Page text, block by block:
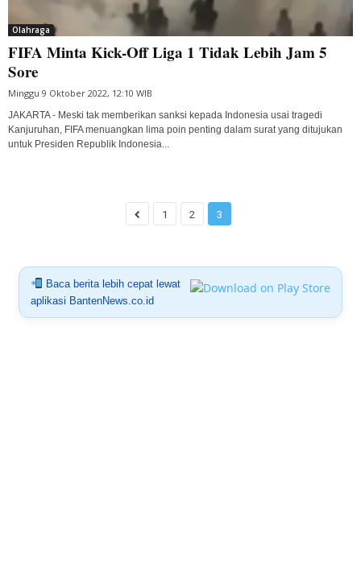
Olahraga
FIFA Minta Kick-Off Liga 1 Tidak Lebih Jam 5
Sore
Minggu 9 Oktober 2022, 12:10 WIB
JAKARTA - Meski tak memberikan sanksi kepada Indonesia usai tragedi
Kanjuruhan, FIFA menuangkan lima poin penting dalam surat yang ditujukan
untuk Presiden Republik Indonesia...
1 2 3
Baca berita lebih cepat lewat
aplikasi BantenNews.co.id